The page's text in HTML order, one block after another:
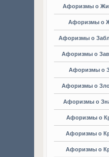
Афоризмы о
Афоризмы о
Афоризмы о
Афоризмы о
Афоризмы о
Афоризмы о
Афоризмы о
Афоризмы о
Афоризмы о
Афоризмы о